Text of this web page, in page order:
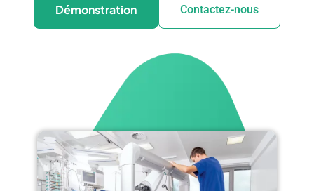
Démonstration Contactez-nous